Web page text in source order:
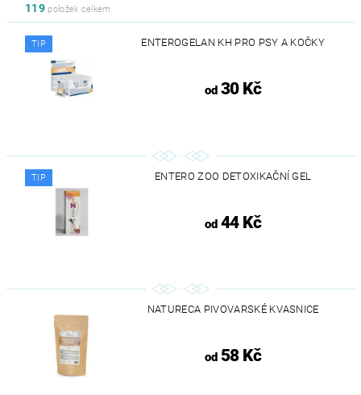
119položek celkem
TIP ENTEROGELAN KH PRO PSY A KOČKY
od30 Kč
TIP ENTERO ZOO DETOXIKAČNÍ GEL
od44 Kč
NATURECA PIVOVARSKÉ KVASNICE
od58 Kč